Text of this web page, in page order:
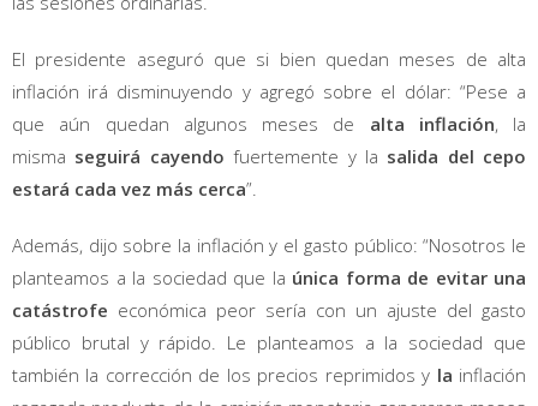
El presidente aseguró que si bien quedan meses de alta
inflación irá disminuyendo y agregó sobre el dólar: “Pese a
que aún quedan algunos meses de alta inflación, la
misma seguirá cayendo fuertemente y la salida del cepo
estará cada vez más cerca”.
Además, dijo sobre la inflación y el gasto público: “Nosotros le
planteamos a la sociedad que la única forma de evitar una
catástrofe económica peor sería con un ajuste del gasto
público brutal y rápido. Le planteamos a la sociedad que
también la corrección de los precios reprimidos y la inflación